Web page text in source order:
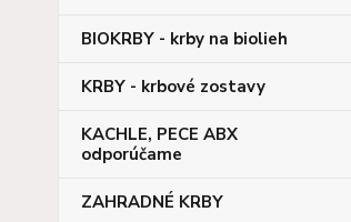
BIOKRBY - krby na biolieh
KRBY - krbové zostavy
KACHLE, PECE ABX
odporúčame
ZAHRADNÉ KRBY